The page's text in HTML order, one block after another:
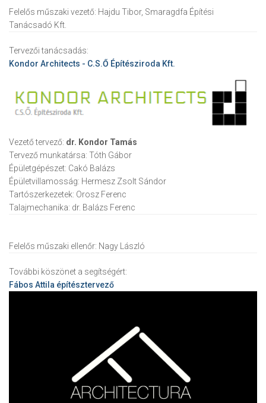
Felelős műszaki vezető: Hajdu Tibor, Smaragdfa Építési
Tanácsadó Kft.
Tervezői tanácsadás:
Kondor Architects - C.S.Ő Építésziroda Kft.
Vezető tervező: dr. Kondor Tamás
Tervező munkatársa: Tóth Gábor
Épületgépészet: Cakó Balázs
Épületvillamosság: Hermesz Zsolt Sándor
Tartószerkezetek: Orosz Ferenc
Talajmechanika: dr. Balázs Ferenc
Felelős műszaki ellenőr: Nagy László
További köszönet a segítségért:
Fábos Attila építésztervező